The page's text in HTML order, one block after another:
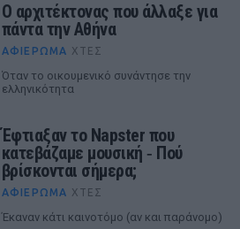
Ο αρχιτέκτονας που άλλαξε για
πάντα την Αθήνα
ΑΦΙΈΡΩΜΑ ΧΤΕΣ
Όταν το οικουμενικό συνάντησε την
ελληνικότητα
Έφτιαξαν το Napster που
κατεβάζαμε μουσική ‑ Πού
βρίσκονται σήμερα;
ΑΦΙΈΡΩΜΑ ΧΤΕΣ
Έκαναν κάτι καινοτόμο (αν και παράνομο)